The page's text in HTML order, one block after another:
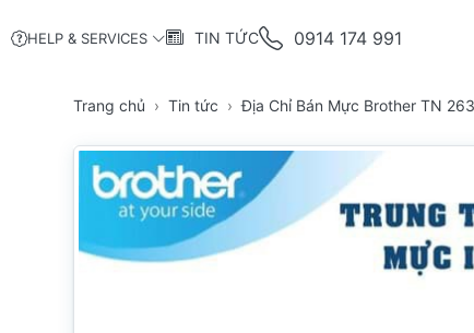
HELP & SERVICES TIN TỨC 0914 174 991
Trang chủ Tin tức Địa Chỉ Bán Mực Brother TN